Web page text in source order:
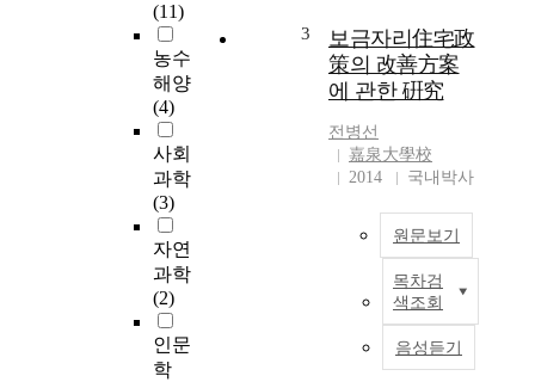
(11)
농수
해양
(4)
사회
과학
(3)
자연
과학
(2)
인문
학
3
보금자리住宅政
策의 改善方案
에 관한 硏究
전병선
嘉泉大學校
2014
국내박사
원문보기
목차검
색조회
음성듣기